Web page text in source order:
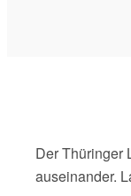
Der Thüringer
auseinander.